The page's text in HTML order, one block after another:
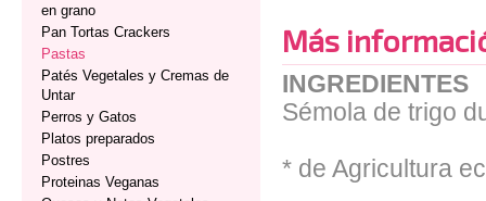
en grano
Pan Tortas Crackers
Pastas
Patés Vegetales y Cremas de
Untar
Perros y Gatos
Platos preparados
Postres
Proteinas Veganas
Más
INGREDIENTES
Sémola de trigo
* de Agricultura